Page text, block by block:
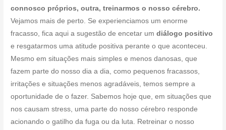
connosco próprios, outra, treinarmos o nosso cérebro.
Vejamos mais de perto. Se experienciamos um enorme
fracasso, fica aqui a sugestão de encetar umdiálogo positivo
e resgatarmos uma atitude positiva perante o que aconteceu.
Mesmo em situações mais simples e menos danosas, que
fazem parte do nosso dia a dia, como pequenos fracassos,
irritações e situações menos agradáveis, temos sempre a
oportunidade de o fazer. Sabemos hoje que, em situações que
nos causam stress, uma parte do nosso cérebro responde
acionando o gatilho da fuga ou da luta. Retreinar o nosso